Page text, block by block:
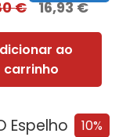
€ 16,93€
ao
carrinho
10%
Espelho